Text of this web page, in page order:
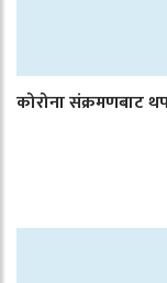
कोरोना संक्रमणबाट